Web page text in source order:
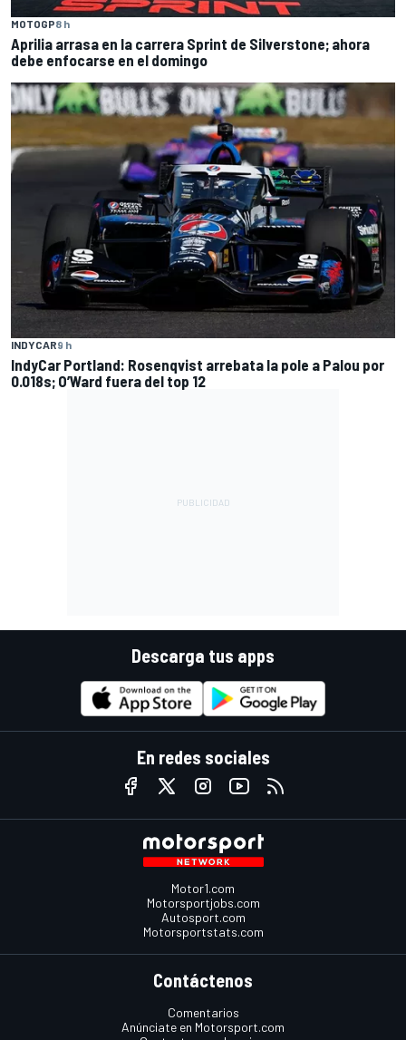
MOTOGP8 h
Aprilia arrasa en la carrera Sprint de Silverstone; ahora
debe enfocarse en el domingo
INDYCAR9 h
IndyCar Portland: Rosenqvist arrebata la pole a Palou por
0.018s; O’Ward fuera del top 12
Descarga tus apps
En redes sociales
Motor1.com
Motorsportjobs.com
Autosport.com
Motorsportstats.com
Contáctenos
Comentarios
Anúnciate en Motorsport.com